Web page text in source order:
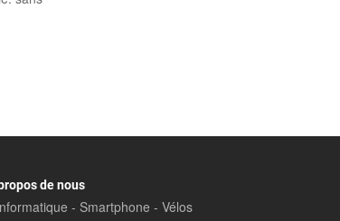
de nous
- Smartphone - Vélos